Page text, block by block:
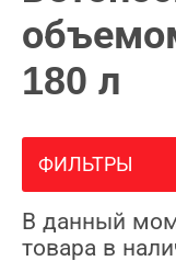
180 л
ФИЛЬТРЫ
В данный
товара в